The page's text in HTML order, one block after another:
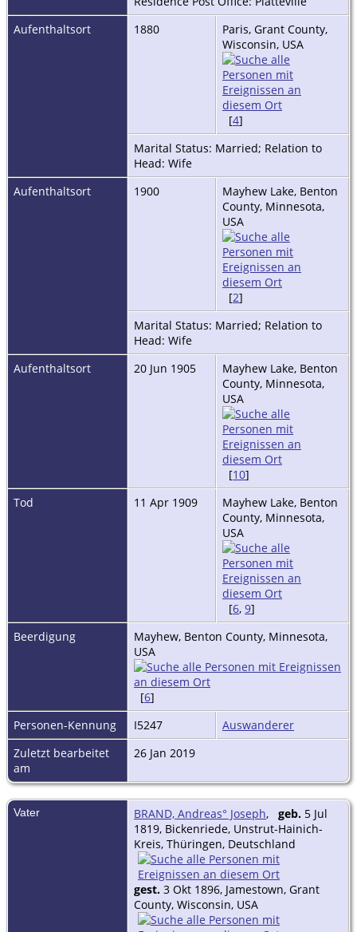
Aufenthaltsort
1880
Paris, Grant County,
Wisconsin, USA
[4]
Marital Status: Married; Relation to
Head: Wife
Aufenthaltsort
1900
Mayhew Lake, Benton
County, Minnesota,
USA
[2]
Marital Status: Married; Relation to
Head: Wife
Aufenthaltsort
20 Jun 1905
Mayhew Lake, Benton
County, Minnesota,
USA
[10]
Tod
11 Apr 1909
Mayhew Lake, Benton
County, Minnesota,
USA
[6, 9]
Beerdigung
Mayhew, Benton County, Minnesota,
USA
[6]
Personen-Kennung
I5247
Auswanderer
Zuletzt bearbeitet
am
26 Jan 2019
Vater BRAND, Andreas° Joseph, geb. 5 Jul
1819, Bickenriede, Unstrut-Hainich-
Kreis, Thüringen, Deutschland
gest. 3 Okt 1896, Jamestown, Grant
County, Wisconsin, USA